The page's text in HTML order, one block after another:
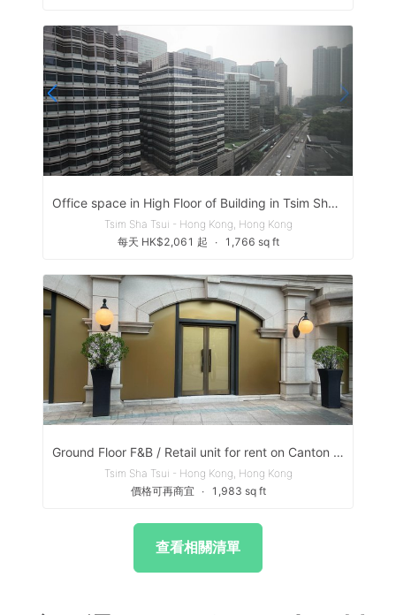
Office space in High Floor of Building in Tsim Sha TSui
Tsim Sha Tsui - Hong Kong, Hong Kong
每天 HK$2,061 起
∙ 1,766 sq ft
Ground Floor F&B / Retail unit for rent on Canton Road
Tsim Sha Tsui - Hong Kong, Hong Kong
價格可再商宜
∙ 1,983 sq ft
查看相關清單